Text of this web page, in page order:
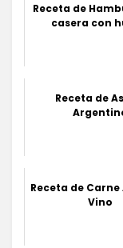
Receta de
casera con
Receta de
Receta de
Vino